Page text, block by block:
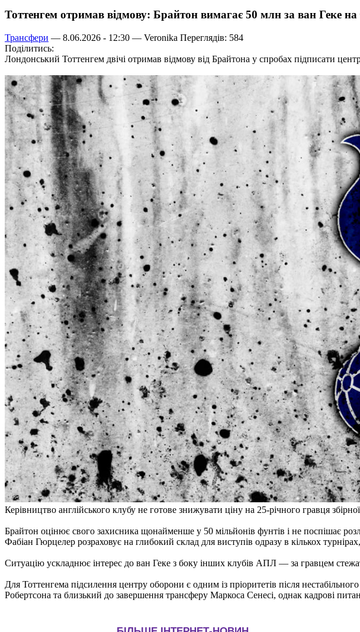
Тоттенгем отримав відмову: Брайтон вимагає 50 млн за ван Геке на
Трансфери — 8.06.2026 - 12:30 — Veronika Переглядів: 584
Поділитись:
Лондонський Тоттенгем двічі отримав відмову від Брайтона у спробах підписати
Керівництво англійського клубу не готове знижувати ціну на 25-річного гравця
Брайтон оцінює свого захисника щонайменше у 50 мільйонів фунтів і не поспішає
Фабіан Гюрцелер розраховує на глибокий склад для виступів одразу в кількох
Ситуацію ускладнює інтерес до ван Геке з боку інших клубів АПЛ — за гравцем
Для Тоттенгема підсилення центру оборони є одним із пріоритетів після
Робертсона та близький до завершення трансферу Маркоса Сенесі, однак кадрові